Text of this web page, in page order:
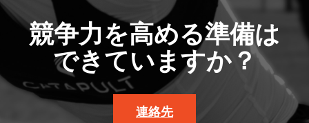
競争力を高める準備は
できていますか？
連絡先